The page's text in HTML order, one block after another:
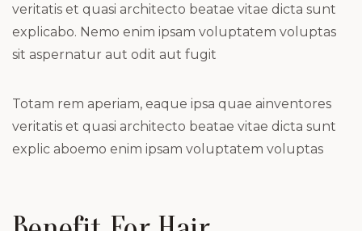
veritatis et quasi architecto beatae vitae dicta sunt
explicabo. Nemo enim ipsam voluptatem voluptas
sit aspernatur aut odit aut fugit
Totam rem aperiam, eaque ipsa quae ainventores
veritatis et quasi architecto beatae vitae dicta sunt
explic aboemo enim ipsam voluptatem voluptas